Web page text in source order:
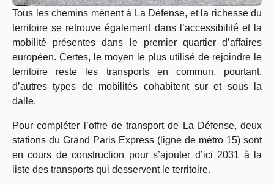
Tous les chemins mènent à La Défense, et la richesse du
territoire se retrouve également dans l’accessibilité et la
mobilité présentes dans le premier quartier d’affaires
européen. Certes, le moyen le plus utilisé de rejoindre le
territoire reste les transports en commun, pourtant,
d’autres types de mobilités cohabitent sur et sous la
dalle.
Pour compléter l’offre de transport de La Défense, deux
stations du Grand Paris Express (ligne de métro 15) sont
en cours de construction pour s’ajouter d’ici 2031 à la
liste des transports qui desservent le territoire.